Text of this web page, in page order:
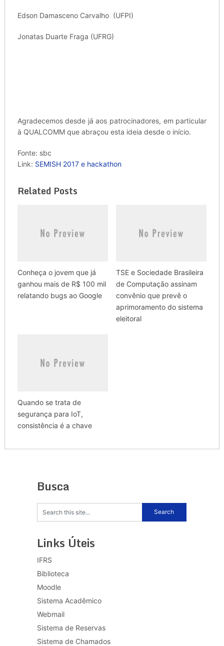
Edson Damasceno Carvalho (UFPI)
Jonatas Duarte Fraga (UFRG)
Agradecemos desde já aos patrocinadores, em particular
à QUALCOMM que abraçou esta ideia desde o início.
Fonte: sbc
Link: SEMISH 2017 e hackathon
Related Posts
Conheça o jovem que já
ganhou mais de R$ 100 mil
relatando bugs ao Google
TSE e Sociedade Brasileira
de Computação assinam
convênio que prevê o
aprimoramento do sistema
eleitoral
Quando se trata de
segurança para IoT,
consistência é a chave
Busca
Links Úteis
IFRS
Biblioteca
Moodle
Sistema Acadêmico
Webmail
Sistema de Reservas
Sistema de Chamados